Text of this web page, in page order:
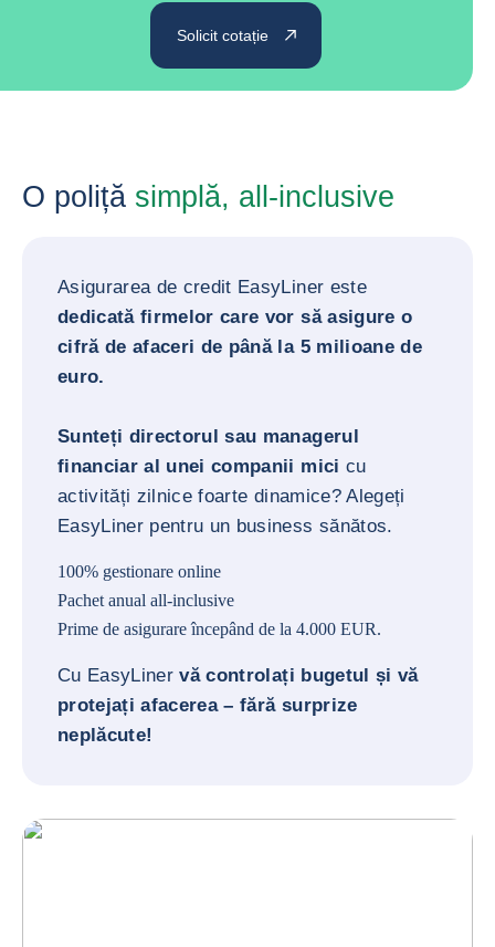
Solicit cotație
O poliță simplă, all-inclusive
Asigurarea de credit EasyLiner este
dedicată firmelor care vor să asigure o
cifră de afaceri de până la 5 milioane de
euro.
Sunteți directorul sau managerul
financiar al unei companii mici cu
activități zilnice foarte dinamice? Alegeți
EasyLiner pentru un business sănătos.
100% gestionare online
Pachet anual all-inclusive
Prime de asigurare începând de la 4.000 EUR.
Cu EasyLinervă controlați bugetul și vă
protejați afacerea – fără surprize
neplăcute!